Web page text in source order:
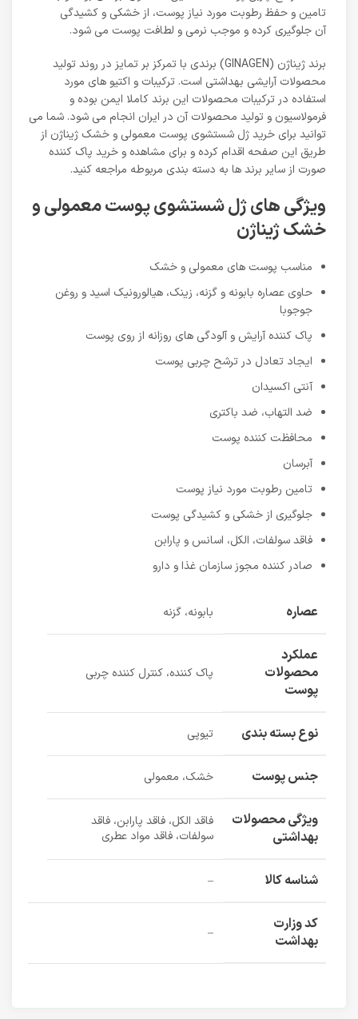
تامین و حفظ رطوبت مورد نیاز پوست، از خشکی و کشیدگی
آن جلوگیری کرده و موجب نرمی و لطافت پوست می شود.
برند ژیناژن (GINAGEN) برندی با تمرکز بر تمایز در روند تولید
محصولات آرایشی بهداشتی است. ترکیبات و اکتیو های مورد
استفاده در ترکیبات محصولات این برند کاملا ایمن بوده و
فرمولاسیون و تولید محصولات آن در ایران انجام می شود. شما می
توانید برای خرید ژل شستشوی پوست معمولی و خشک ژیناژن از
طریق این صفحه اقدام کرده و برای مشاهده و خرید پاک کننده
صورت از سایر برند ها به دسته بندی مربوطه مراجعه کنید.
ویژگی های ژل شستشوی پوست معمولی و
خشک ژیناژن
مناسب پوست های معمولی و خشک
حاوی عصاره بابونه و گزنه، زینک، هیالورونیک اسید و روغن
جوجوبا
پاک کننده آرایش و آلودگی های روزانه از روی پوست
ایجاد تعادل در ترشح چربی پوست
آنتی اکسیدان
ضد التهاب، ضد باکتری
محافظت کننده پوست
آبرسان
تامین رطوبت مورد نیاز پوست
جلوگیری از خشکی و کشیدگی پوست
فاقد سولفات، الکل، اسانس و پارابن
صادر کننده مجوز سازمان غذا و دارو
عصاره بابونه، گزنه
عملکرد
محصولات
پوست
پاک کننده، کنترل کننده چربی
نوع بسته بندی تیوپی
جنس پوست خشک، معمولی
ویژگی محصولات
بهداشتی
فاقد الکل، فاقد پارابن، فاقد
سولفات، فاقد مواد عطری
شناسه کالا –
کد وزارت
بهداشت
–